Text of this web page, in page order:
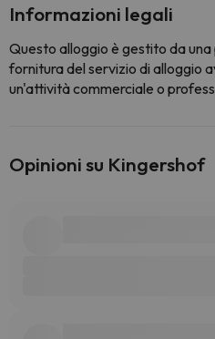
Informazioni legali
Questo alloggio è gestito da
fornitura del servizio di alloggio
un'attività commerciale o
Opinioni su Kingershof